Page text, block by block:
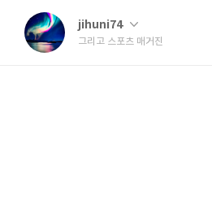
jihuni74
그리고 스포츠 매거진